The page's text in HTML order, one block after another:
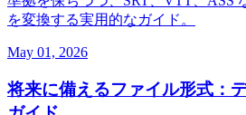
を変換する実用的なガイド。
May 01, 2026
将来に備えるファイル形式：